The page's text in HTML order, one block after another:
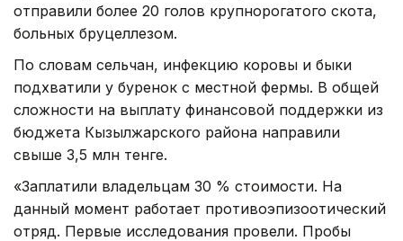
отправили более 20 голов крупнорогатого скота,
больных бруцеллезом.
По словам сельчан, инфекцию коровы и быки
подхватили у буренок с местной фермы. В общей
сложности на выплату финансовой поддержки из
бюджета Кызылжарского района направили
свыше 3,5 млн тенге.
«Заплатили владельцам 30 % стоимости. На
данный момент работает противоэпизоотический
отряд. Первые исследования провели. Пробы